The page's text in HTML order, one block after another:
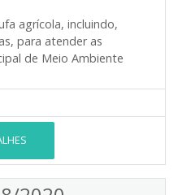
agrícola, incluindo,
para atender as
de Meio Ambiente